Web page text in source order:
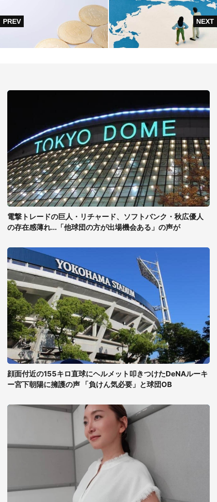
電撃トレードの巨人・リチャード、ソフトバンク・秋広優人
の存在感薄れ...「他球団の方が出場機会ある」の声が
顔面付近の155キロ直球にヘルメット叩きつけたDeNAルーキ
ー宮下朝陽に擁護の声 「負けん気必要」と球団OB